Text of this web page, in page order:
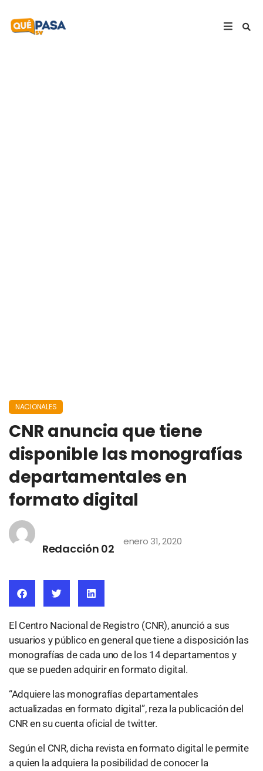
NACIONALES
CNR anuncia que tiene
disponible las monografías
departamentales en
formato digital
Redacción 02
enero 31, 2020
El Centro Nacional de Registro (CNR), anunció a sus
usuarios y público en general que tiene a disposición las
monografías de cada uno de los 14 departamentos y
que se pueden adquirir en formato digital.
“Adquiere las monografías departamentales
actualizadas en formato digital”, reza la publicación del
CNR en su cuenta oficial de twitter.
Según el CNR, dicha revista en formato digital le permite
a quien la adquiera la posibilidad de conocer la